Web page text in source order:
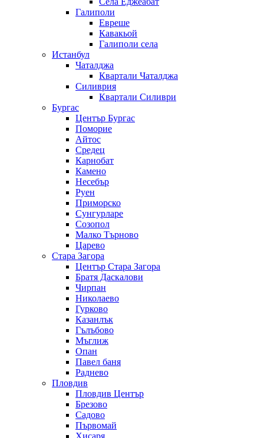
Галиполи
Евреше
Кавакьой
Галиполи села
Истанбул
Чаталджа
Квартали Чаталджа
Силиврия
Квартали Силиври
Бургас
Център Бургас
Поморие
Айтос
Средец
Карнобат
Камено
Несебър
Руен
Приморско
Сунгурларе
Созопол
Малко Търново
Царево
Стара Загора
Център Стара Загора
Братя Даскалови
Чирпан
Николаево
Гурково
Казанлък
Гълъбово
Мъглиж
Опан
Павел баня
Раднево
Пловдив
Пловдив Център
Брезово
Садово
Първомай
Хисаря